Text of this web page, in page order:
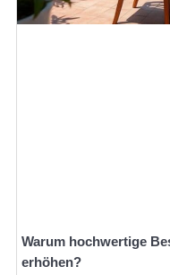
Warum hochwertige
erhöhen?